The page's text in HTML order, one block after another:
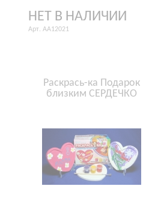
НЕТ В НАЛИЧИИ
Арт. AA12021
Раcкрась-ка Подарок
близким СЕРДЕЧКО